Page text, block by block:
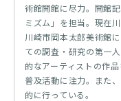
術館開館に尽力。開館
ミズム」を担当。現在
川崎市岡本太郎美術館
ての調査・研究の第一
的なアーティストの作
普及活動に注力。また
的に行っている。